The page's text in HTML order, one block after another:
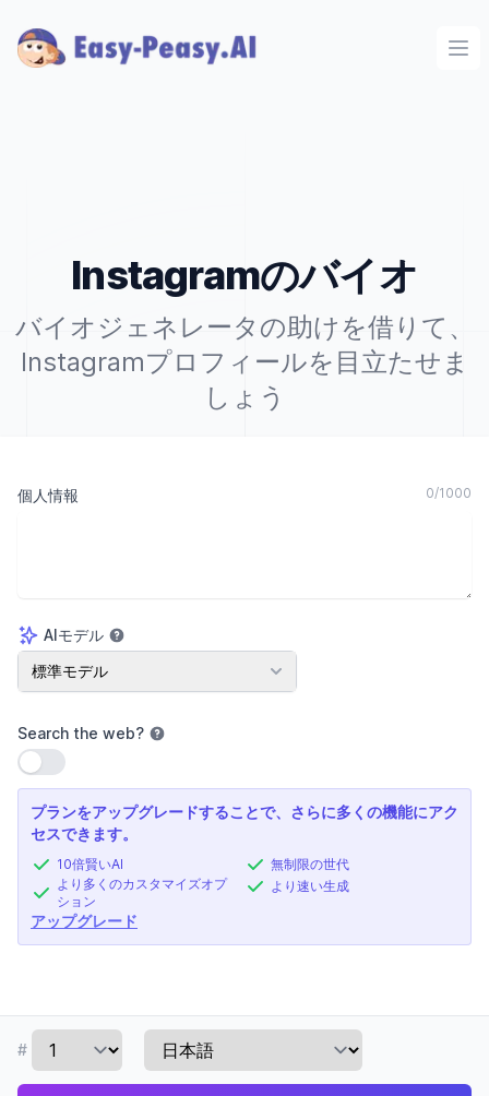
Instagramのバイオ
バイオジェネレータの助けを借りて、
Instagramプロフィールを目立たせま
しょう
個人情報 0/1000
AIモデル
AIモデル
標準モデル
Search the web?
設定を使用
プランをアップグレードすることで、さらに多くの機能にアク
セスできます。
10倍賢いAI
より多くのカスタマイズオプ
ション
無制限の世代
より速い生成
アップグレード
#